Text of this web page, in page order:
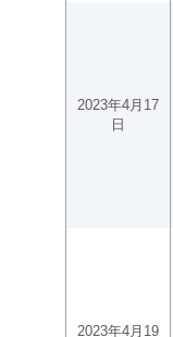
2023年4月17
日
2023年4月19